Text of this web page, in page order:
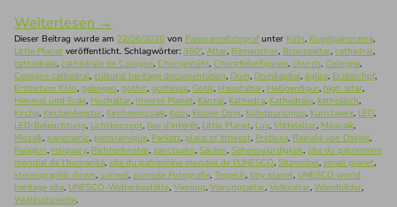
Weiterlesen →
Dieser Beitrag wurde am 22/06/2026 von Panoramafotografunter Köln, Kugelpanorama,
Little Planet veröffentlicht. Schlagwörter: 360°, Altar, Binnenchor, Bronzealtar, cathedral,
cathédrale, cathédrale de Cologne, Chorgestühl, Chorpfeilerfiguren, church, Cologne,
Cologne cathedral, cultural heritage documentation, Dom, Domkapitel, église, Erzbischof,
Erzbistum Köln, gebogen, gothic, gothique, Gotik, Hauptaltar, Heiligenfigur, high altar,
Himmel und Erde, Hochaltar, Inverse Planet, Kanzel, Kathedra, Kathedrale, katholisch,
Kirche, Kirchenfenster, Kirchenmosaik, Köln, Kölner Dom, Kölntourismus, Kunstwerk, LED,
LED-Beleuchtung, Lichtkonzept, lieu d'intérêt, Little Planet, Lux, Mittelalter, Moasaik,
Mosaik, panoramic, panoramique, Parkett, place of interest, Pretiosa, Rainald von Dassel,
Religion, reliquary, Richterfenster, sanctuaire, Säulen, Sehenswürdigkeit, site du patrimoine
mondial de l'humanité, site du patrimoine mondial de l'UNESCO, Sitzmöbel, small planet,
stereographic down, surreal, surreale Fotografie, Teppich, tiny planet, UNESCO world
heritage site, UNESCO-Welterbestätte, Vierung, Vierungsaltar, Volksaltar, Wandbilder,
Weltkulturerbe.